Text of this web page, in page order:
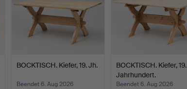
BOCKTISCH. Kiefer, 19. Jh.
Beendet 6. Aug 2026
BOCKTISCH. Kiefer, 19.
Jahrhundert.
Beendet 6. Aug 2026